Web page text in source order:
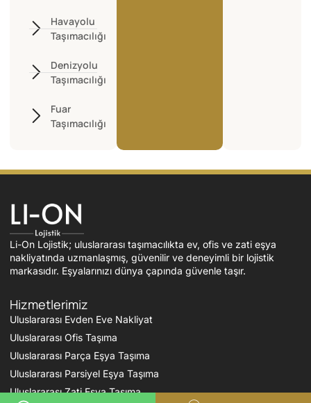
Havayolu
Taşımacılığı
Denizyolu
Taşımacılığı
Fuar
Taşımacılığı
Li-On Lojistik; uluslararası taşımacılıkta ev, ofis ve zati eşya
nakliyatında uzmanlaşmış, güvenilir ve deneyimli bir lojistik
markasıdır. Eşyalarınızı dünya çapında güvenle taşır.
Hizmetlerimiz
Uluslararası Evden Eve Nakliyat
Uluslararası Ofis Taşıma
Uluslararası Parça Eşya Taşıma
Uluslararası Parsiyel Eşya Taşıma
Uluslararası Zati Eşya Taşıma